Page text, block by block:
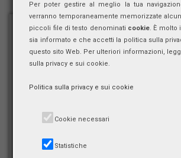
Per poter gestire al meglio la tua
verranno temporaneamente memorizzate
piccoli file di testo denominati cookie . È
sia informato e che accetti la politica sulla
questo sito Web. Per ulteriori informazioni,
sulla privacy e sui cookie.
Politica sulla privacy e sui cookie
Cookie necessari
Statistiche